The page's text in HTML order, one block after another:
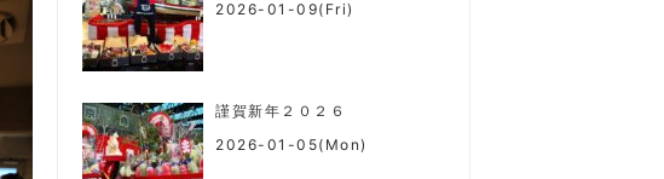
2026-01-09(Fri)
謹賀新年２０２６
2026-01-05(Mon)